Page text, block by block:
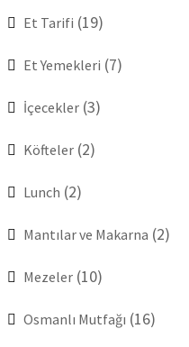
Et Tarifi (19)
Et Yemekleri (7)
İçecekler (3)
Köfteler (2)
Lunch (2)
Mantılar ve Makarna (2)
Mezeler (10)
Osmanlı Mutfağı (16)